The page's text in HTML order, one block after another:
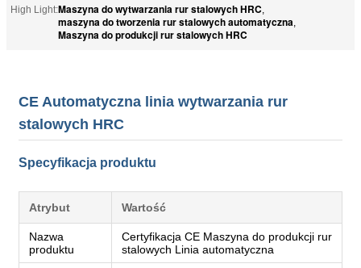
High Light:Maszyna do wytwarzania rur stalowych HRC,
maszyna do tworzenia rur stalowych automatyczna,
Maszyna do produkcji rur stalowych HRC
CE Automatyczna linia wytwarzania rur
stalowych HRC
Specyfikacja produktu
Atrybut Wartość
Nazwa
produktu
Certyfikacja CE Maszyna do produkcji rur
stalowych Linia automatyczna